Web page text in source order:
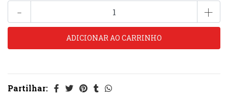
- +
Partilhar: